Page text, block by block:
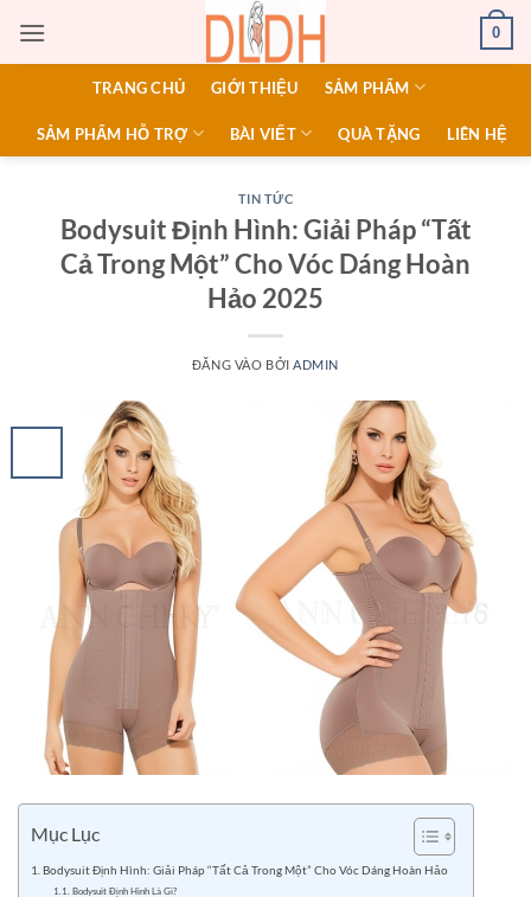
qua
0
TRANG CHỦ GIỚI THIỆU SẢM PHẨM
SẢM PHẨM HỖ TRỢ BÀI VIẾT QUÀ TẶNG LIÊN HỆ
TIN TỨC
Bodysuit Định Hình: Giải Pháp “Tất
Cả Trong Một” Cho Vóc Dáng Hoàn
Hảo 2025
ĐĂNG VÀO BỞI ADMIN
Mục Lục
Bodysuit Định Hình: Giải Pháp “Tất Cả Trong Một” Cho Vóc Dáng Hoàn Hảo
Bodysuit Định Hình Là Gì?